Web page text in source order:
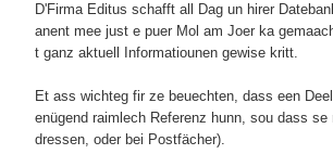
D'Firma Editus schafft all Dag un hirer
anent mee just e puer Mol am Joer ka
t ganz aktuell Informatiounen gewise kritt.
Et ass wichteg fir ze beuechten, dass een
enügend raimlech Referenz hunn, sou dass
dressen, oder bei Postfächer).